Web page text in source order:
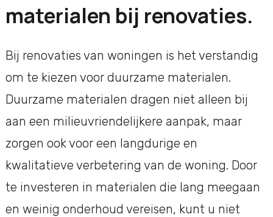
materialen bij renovaties.
Bij renovaties van woningen is het verstandig
om te kiezen voor duurzame materialen.
Duurzame materialen dragen niet alleen bij
aan een milieuvriendelijkere aanpak, maar
zorgen ook voor een langdurige en
kwalitatieve verbetering van de woning. Door
te investeren in materialen die lang meegaan
en weinig onderhoud vereisen, kunt u niet